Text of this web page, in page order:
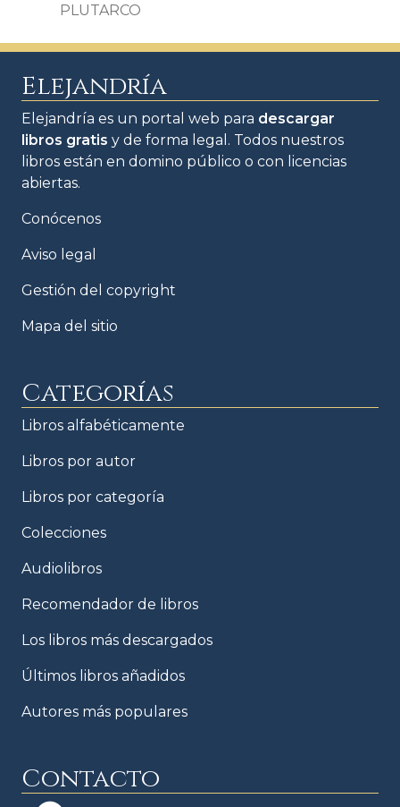
PLUTARCO
Elejandría
Elejandría es un portal web para descargar
libros gratis y de forma legal. Todos nuestros
libros están en domino público o con licencias
abiertas.
Conócenos
Aviso legal
Gestión del copyright
Mapa del sitio
Categorías
Libros alfabéticamente
Libros por autor
Libros por categoría
Colecciones
Audiolibros
Recomendador de libros
Los libros más descargados
Últimos libros añadidos
Autores más populares
Contacto